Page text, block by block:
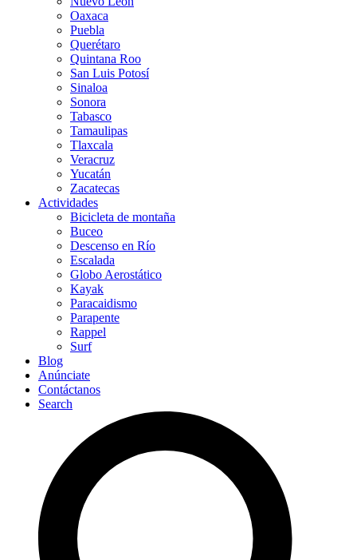
Oaxaca
Puebla
Querétaro
Quintana Roo
San Luis Potosí
Sinaloa
Sonora
Tabasco
Tamaulipas
Tlaxcala
Veracruz
Yucatán
Zacatecas
Actividades
Bicicleta de montaña
Buceo
Descenso en Río
Escalada
Globo Aerostático
Kayak
Paracaidismo
Parapente
Rappel
Surf
Blog
Anúnciate
Contáctanos
Search